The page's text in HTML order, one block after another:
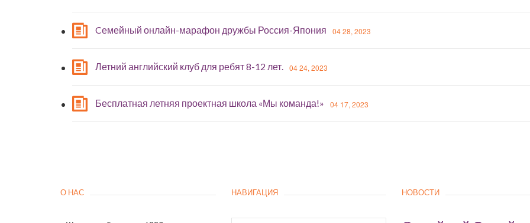
Cемейный онлайн-марафон дружбы Россия-Япония 04 28, 2023
Летний английский клуб для ребят 8-12 лет. 04 24, 2023
Бесплатная летняя проектная школа «Мы команда!» 04 17, 2023
О НАС НАВИГАЦИЯ НОВОСТИ